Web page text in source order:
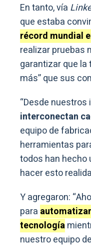
En tanto, vía
que estaba
récord mundial
realizar pruebas
garantizar que la
más” que sus
“Desde
interconectan
equipo de
herramientas
todos han hecho
hacer esto
Y agregaron:
para
tecnología
nuestro equipo